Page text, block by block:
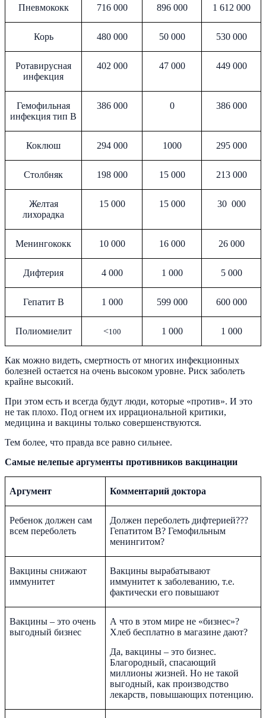
Пневмококк 716 000 896 000 1 612 000
Корь 480 000 50 000 530 000
Ротавирусная
инфекция
402 000 47 000 449 000
Гемофильная
инфекция тип В
386 000 0 386 000
Коклюш 294 000 1000 295 000
Столбняк 198 000 15 000 213 000
Желтая
лихорадка
15 000 15 000 30 000
Менингококк 10 000 16 000 26 000
Дифтерия 4 000 1 000 5 000
Гепатит В 1 000 599 000 600 000
Полиомиелит <100 1 000 1 000
Как можно видеть, смертность от многих инфекционных
болезней остается на очень высоком уровне. Риск заболеть
крайне высокий.
При этом есть и всегда будут люди, которые «против». И это
не так плохо. Под огнем их иррациональной критики,
медицина и вакцины только совершенствуются.
Тем более, что правда все равно сильнее.
Самые нелепые аргументы противников вакцинации
Аргумент Комментарий доктора
Ребенок должен сам
всем переболеть
Должен переболеть дифтерией???
Гепатитом В? Гемофильным
менингитом?
Вакцины снижают
иммунитет
Вакцины вырабатывают
иммунитет к заболеванию, т.е.
фактически его повышают
Вакцины – это очень
выгодный бизнес
А что в этом мире не «бизнес»?
Хлеб бесплатно в магазине дают?
Да, вакцины – это бизнес.
Благородный, спасающий
миллионы жизней. Но не такой
выгодный, как производство
лекарств, повышающих потенцию.